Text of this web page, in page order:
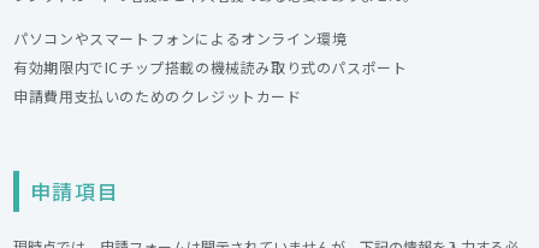
パソコンやスマートフォンによるオンライン環境
有効期限内でICチップ搭載の機械読み取り式のパスポート
申請費用支払いのためのクレジットカード
申請項目